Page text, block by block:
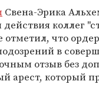
Свена-Эрика
коллег
что
в
отзыв без
арест, который